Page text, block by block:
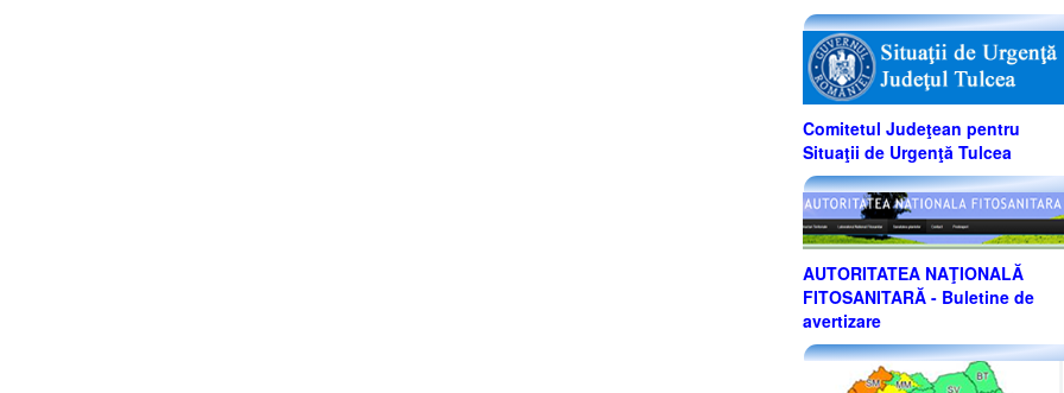
Comitetul Judeţean pentru
Situaţii de Urgenţă Tulcea
AUTORITATEA NAŢIONALĂ
FITOSANITARĂ - Buletine de
avertizare